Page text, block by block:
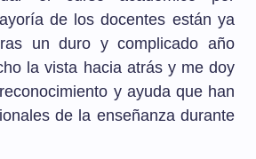
de los docentes están ya
un duro y complicado año
la vista hacia atrás y me doy
y ayuda que han
de la enseñanza durante